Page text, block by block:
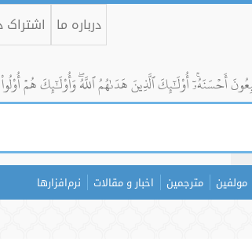
درباره ما اشتراک
أَحۡسَنَهُۥٓۚ أُوْلَٰٓئِكَ ٱلَّذِينَ هَدَىٰهُمُ ٱللَّهُۖ وَأُوْلَٰٓئِكَ هُمۡ
مولفین مترجمین اخبار و مقالات نرم‌افزارها